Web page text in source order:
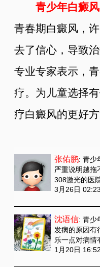
青少年白癜
青春期白癜风，
去了信心，导致
专业专家表示，
疗。为儿童选择
疗白癜风的更好方
张佑鹏: 青少
严重说明越拖
308激光的医
3月26日 02:23
沈语信: 青少
发病的原因有
乐一点对病情
1月20日 16:52